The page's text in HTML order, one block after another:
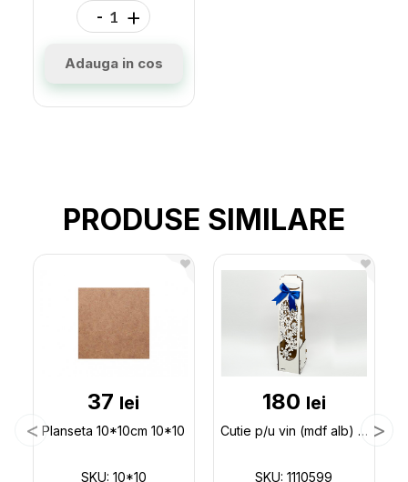
- +
Adauga in cos
PRODUSE SIMILARE
37 lei
Planseta 10*10cm 10*10
SKU: 10*10
180 lei
Cutie p/u vin (mdf alb) 1 sticla cu fulgi 1110599
SKU: 1110599